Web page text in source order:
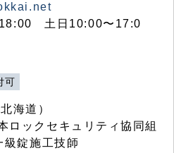
土日10:00〜17:0
可
海道）
ロックセキュリティ協同組
錠施工技師